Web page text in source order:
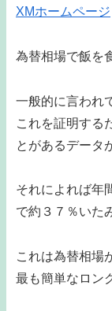
XMホームページ
為替相場で飯を
一般的に言われ
これを証明する
とがあるデータ
それによれば年
で約３７％いた
これは為替相場
最も簡単なロン